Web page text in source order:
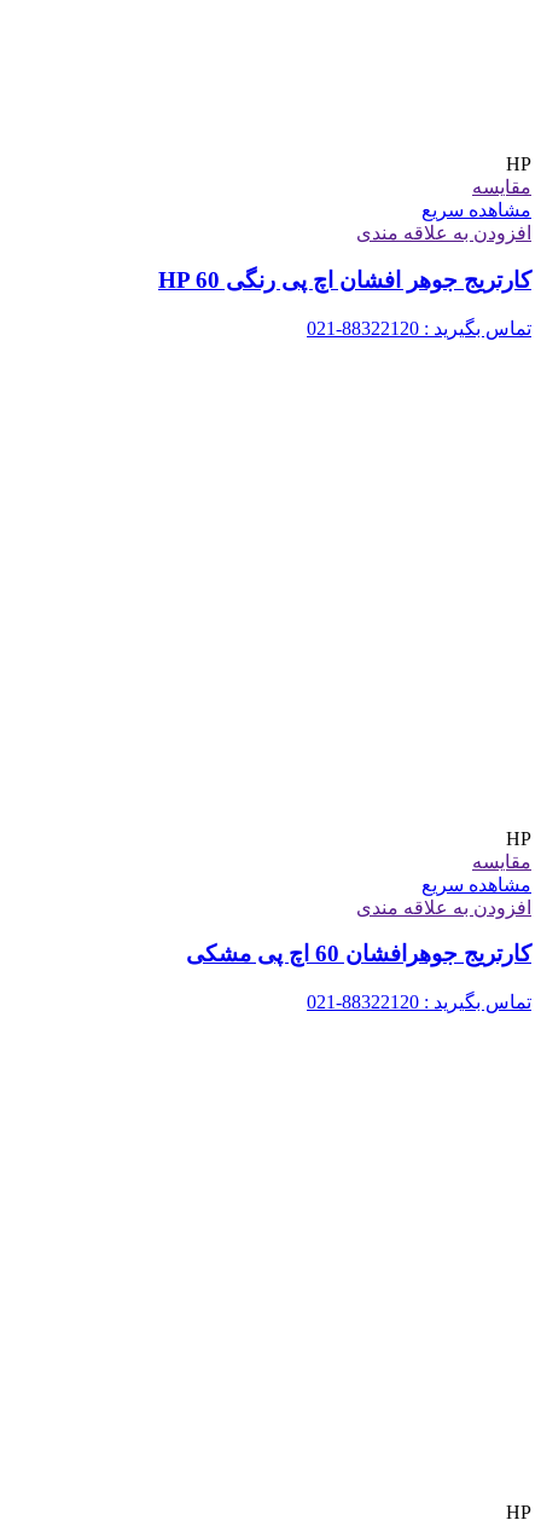
HP
مقایسه
مشاهده سریع
افزودن به علاقه مندی
کارتریج جوهر افشان اچ پی رنگی HP 60
تماس بگیرید : 88322120-021
HP
مقایسه
مشاهده سریع
افزودن به علاقه مندی
کارتریج جوهرافشان 60 اچ پی مشکی
تماس بگیرید : 88322120-021
HP